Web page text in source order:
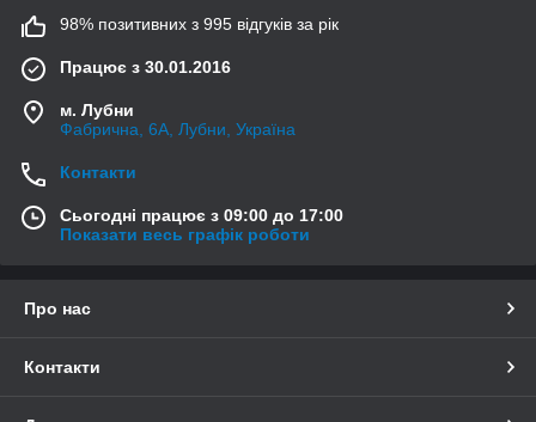
98% позитивних з 995 відгуків за рік
Працює з 30.01.2016
м. Лубни
Фабрична, 6А, Лубни, Україна
Контакти
Сьогодні працює з 09:00 до 17:00
Показати весь графік роботи
Про нас
Контакти